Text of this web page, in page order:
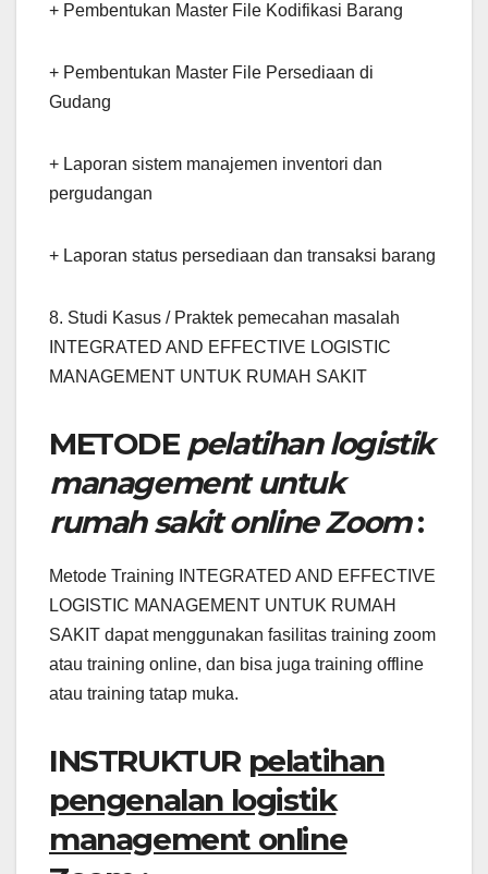
+ Pembentukan Master File Kodifikasi Barang
+ Pembentukan Master File Persediaan di
Gudang
+ Laporan sistem manajemen inventori dan
pergudangan
+ Laporan status persediaan dan transaksi barang
8. Studi Kasus / Praktek pemecahan masalah
INTEGRATED AND EFFECTIVE LOGISTIC
MANAGEMENT UNTUK RUMAH SAKIT
METODE pelatihan logistik
management untuk
rumah sakit online Zoom:
Metode Training INTEGRATED AND EFFECTIVE
LOGISTIC MANAGEMENT UNTUK RUMAH
SAKIT dapat menggunakan fasilitas training zoom
atau training online, dan bisa juga training offline
atau training tatap muka.
INSTRUKTUR pelatihan
pengenalan logistik
management online